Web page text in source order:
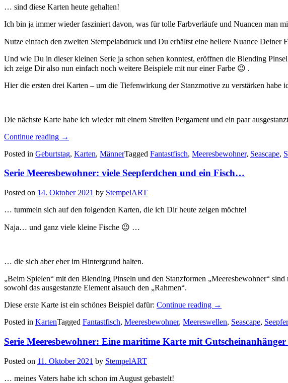
… sind diese Karten heute gehalten!
Ich bin ja immer wieder fasziniert davon, was für tolle Farbverläufe und Nuancen man
Nutze einfach den zweiten Stempelabdruck und Du erhältst eine hellere Nuance
Und wie Du in dieser kleinen Serie ja schon sehen konntest, eröffnen die Blending
ich zeige Dir also nun einfach noch weitere Beispiele mit nur einer Farbe 😉 .
Hier die ersten drei Karten – um die Tiefenwirkung der Stanzmotive zu verstärken habe
Die nächste Karte habe ich wieder mit einem Streifen Pergament und ein paar
Continue reading „Serie
ganz
Abendblau
Weiß…“
→
Posted in Geburtstag, Karten, MännerTagged Fantastfisch, Meeresbewohner, Seascape,
Serie Meeresbewohner: viele Seepferdchen und ein Fisch…
Posted on 14. Oktober 2021 by StempelART
… tummeln sich auf den folgenden Karten, die ich Dir heute zeigen möchte!
Naja… und ganz viele kleine Fische 😉 …
… die sich aber eher im Hintergrund halten.
„Beim Spielen“ mit den Blending Pinseln und den Stanzformen „Meeresbewohner“
sowohl das ausgestanzte Element alsauch den „Rahmen“.
Diese erste Karte ist ein schönes Beispiel dafür: Continue reading „Serie
viele
und
→
Posted in KartenTagged Fantastfisch, Meeresbewohner, Meereswellen, Seascape,
Serie Meeresbewohner: Eine maritime Karte mit
Posted on 11. Oktober 2021 by StempelART
… meines Vaters habe ich schon im August gebastelt!